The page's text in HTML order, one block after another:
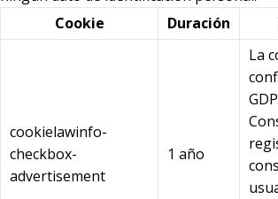
Cookie
Duración
cookielawinfo-
checkbox-
advertisement
1 año
La